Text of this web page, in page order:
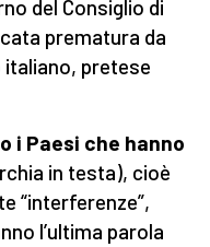
del Consiglio di
prematura da
italiano, pretese
i Paesi che hanno
in testa), cioè
“interferenze”,
l’ultima parola